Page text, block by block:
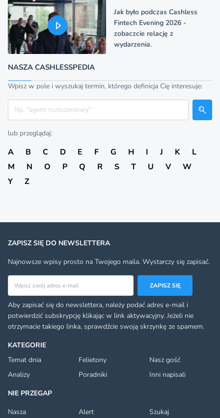
Jak było podczas Cashless
Fintech Evening 2026 -
zobaczcie relację z
wydarzenia.
NASZA CASHLESSPEDIA
Wpisz w pole i wyszukaj termin, którego definicja Cię interesuje:
Szukaj
lub przeglądaj:
A B C D E F G H I J K
L
M
N O P Q R S T U V
W
Y
Z
KATEGORIE
Temat dnia
Felietony
Nasz gość
Analizy
Poradniki
Inni napisali
NIE PRZEGAP
Nasza
Alert Szukaj
ZAPISZ SIĘ DO NEWSLETTERA
Najnowsze wpisy prosto na Twojego maila. Wystarczy się zapisać.
Adres email
ZAPISZ SIĘ
Aby zapisać się do newslettera, należy podać adres e-mail i
potwierdzić subskrypcję klikając w link aktywacyjny. Jeżeli nie
otrzymacie takiego linka, sprawdźcie swoją skrzynkę ze spamem.